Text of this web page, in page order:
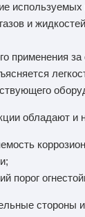
и
применения
обладают и
порог
стороны